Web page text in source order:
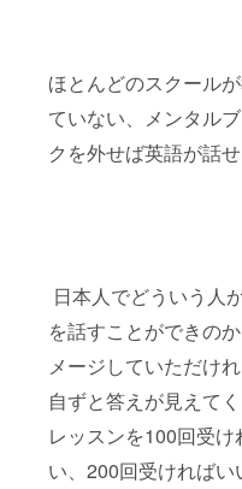
ほとんどのスクールが
ていない、メンタル
クを外せば英語が話
日本人でどういう人
を話すことができの
メージしていただけれ
自ずと答えが見えてく
レッスンを100回受け
い、200回受ければい